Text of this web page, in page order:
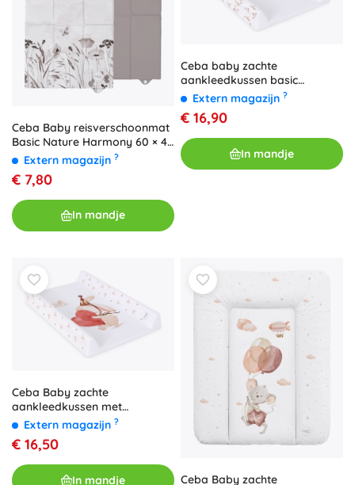
Ceba Baby reisverschoonmat
Basic Nature Harmony 60 × 40
cmExtern magazijn ?
€ 7,80
In mandje
Ceba baby zachte
aankleedkussen basic
glamour style 50 × 70 cm
Extern magazijn ?
€ 16,90
In mandje
Ceba Baby zachte
aankleedkussen met
verhoogde randen Basic
Clever Otter 50 × 70 cm
Extern magazijn ?
€ 16,50
In mandje
Ceba Baby zachte